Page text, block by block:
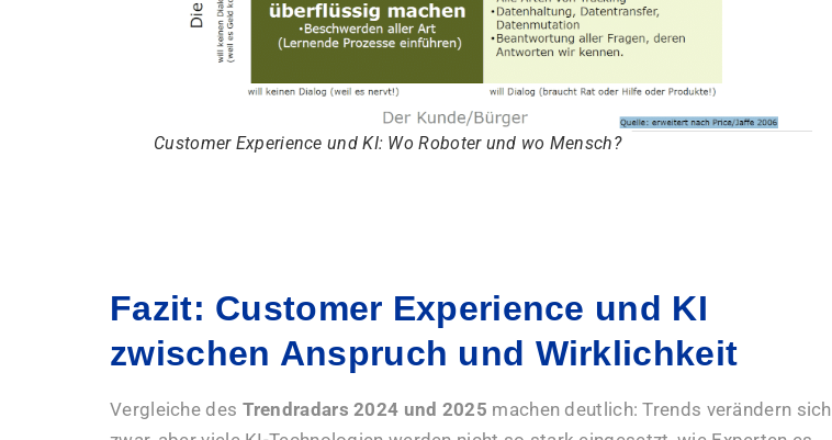
Customer Experience und KI: Wo Roboter und wo Mensch?
Fazit: Customer Experience und KI
zwischen Anspruch und Wirklichkeit
Vergleiche des Trendradars 2024 und 2025 machen deutlich: Trends verändern sich